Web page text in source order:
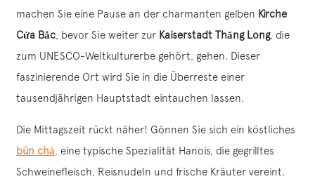
machen Sie eine Pause an der charmanten gelben Kirche
Cửa Bắc , bevor Sie weiter zur Kaiserstadt Thăng Long, die
zum UNESCO-Weltkulturerbe gehört, gehen. Dieser
faszinierende Ort wird Sie in die Überreste einer
tausendjährigen Hauptstadt eintauchen lassen.
Die Mittagszeit rückt näher! Gönnen Sie sich ein köstliches
bún chả , eine typische Spezialität Hanois, die gegrilltes
Schweinefleisch, Reisnudeln und frische Kräuter vereint.